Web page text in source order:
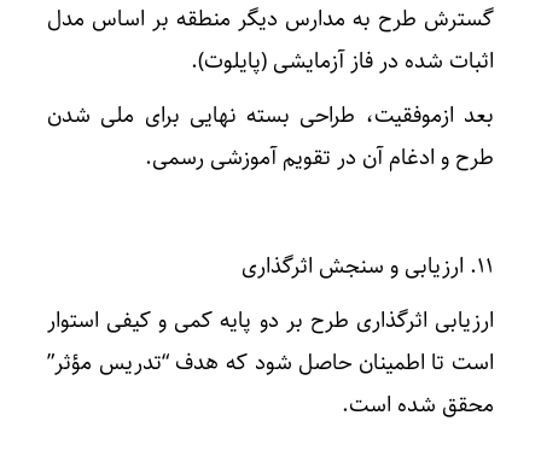
گسترش طرح به مدارس دیگر منطقه بر اساس مدل
اثبات شده در فاز آزمایشی (پایلوت).
بعد ازموفقیت، طراحی بسته نهایی برای ملی شدن
طرح و ادغام آن در تقویم آموزشی رسمی.
۱۱. ارزیابی و سنجش اثرگذاری
ارزیابی اثرگذاری طرح بر دو پایه کمی و کیفی استوار
است تا اطمینان حاصل شود که هدف “تدریس مؤثر”
محقق شده است.